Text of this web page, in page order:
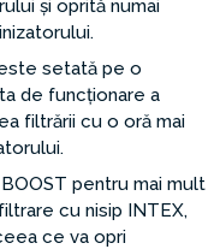
și oprită numai
setată pe o
de funcționare a
filtrării cu o oră mai
pentru mai mult
cu nisip INTEX,
ce va opri